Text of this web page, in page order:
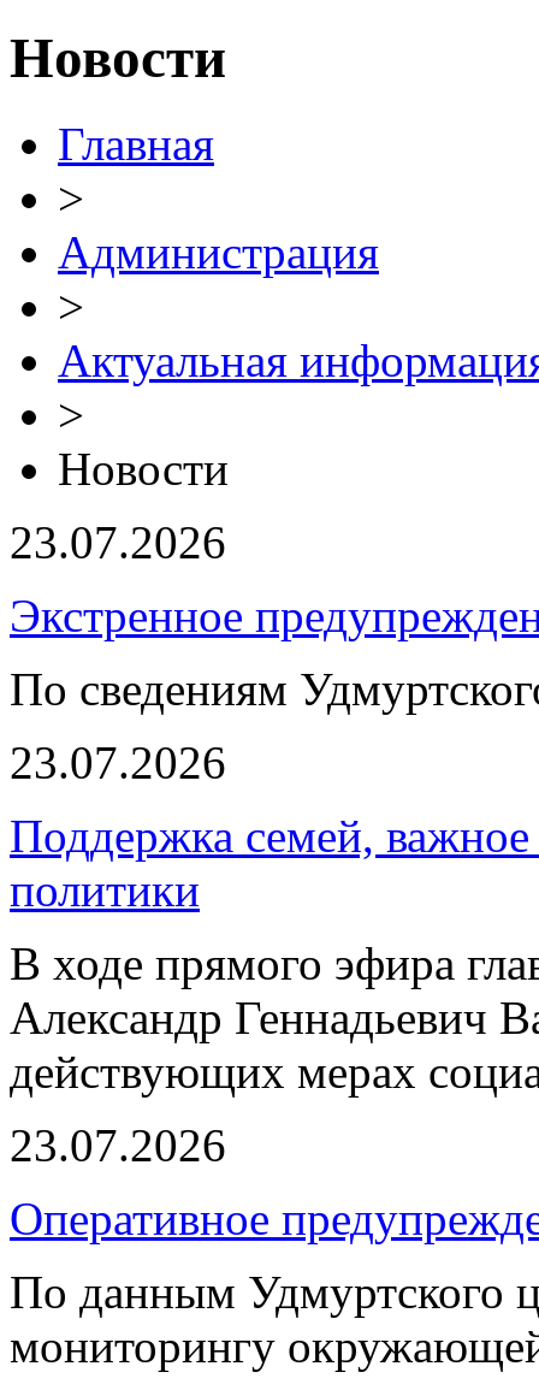
Новости
Главная
>
Администрация
>
Актуальная
>
Новости
23.07.2026
Экстренное
По сведениям
23.07.2026
Поддержка семей,
политики
В ходе прямого эфира
Александр Геннадьевич
действующих мерах
23.07.2026
Оперативное
По данным Удмуртского
мониторингу